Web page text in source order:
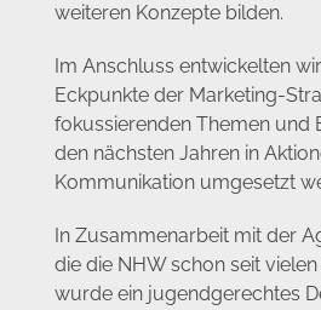
weiteren Konzepte bilden.
Im Anschluss entwickelten
Eckpunkte der Marketing-
fokussierenden Themen und
den nächsten Jahren in
Kommunikation umgesetzt
In Zusammenarbeit mit der
die die NHW schon seit
wurde ein jugendgerechtes